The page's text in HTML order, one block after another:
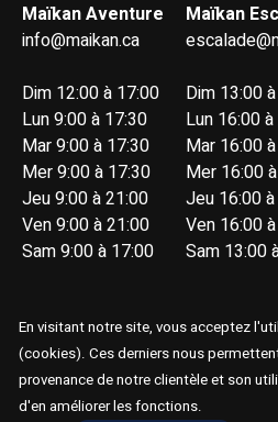
Maïkan Aventure
info@maikan.ca
Dim 12:00 à 17:00
Lun 9:00 à 17:30
Mar 9:00 à 17:30
Mer 9:00 à 17:30
Jeu 9:00 à 21:00
Ven 9:00 à 21:00
Sam 9:00 à 17:00
Maïkan
Dim 13:00
Lun 16:00
Mar 16:00
Mer 16:00
Jeu 16:00
Ven 16:00
Sam 13:00
© Copyright 2026 Maïkan Aventure
En visitant notre site, vous acceptez
(cookies). Ces derniers nous
provenance de notre clientèle et son
d'en améliorer les fonctions.